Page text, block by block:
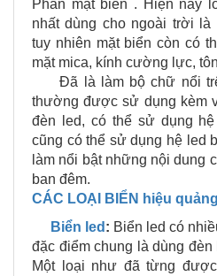
Phần mặt biển . Hiện nay
nhất dùng cho ngoài trời là
tuy nhiên mặt biển còn có
mặt mica, kính cường lực,
Đã là làm bộ chữ nổi
thường được sử dụng kèm
đèn led, có thể sử dụng
cũng có thể sử dụng hệ led
làm nổi bật những nội dung
ban đêm.
CÁC LOẠI BIỂN hiệu
Biển led : Biển led có
đặc điểm chung là dùng
Một loại như đã từng